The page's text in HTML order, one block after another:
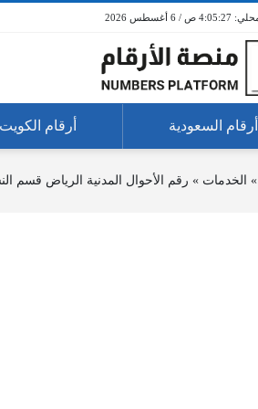
4:05:27 ص / 6 أغسطس 2026
أرقام السعودية أرقام الكويت
» الخدمات » رقم الأحوال المدنية الرياض قسم